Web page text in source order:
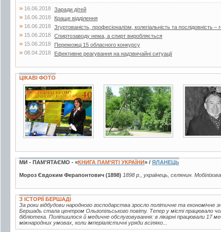
» 16.06.2018 Заради дітей
» 16.06.2018 Краще відділення
» 16.06.2018 Згуртованість, професіоналізм, колегіальність та послідовність –
» 15.06.2018 Спиртозаводу нема, а спирт виробляється
» 15.06.2018 Переможці 15 обласного конкурсу
» 08.04.2018 Ефективне реагування на надзвичайні ситуації
ЦІКАВІ ФОТО
3 фото 7 фото 4 фото
МИ - ПАМ’ЯТАЄМО - «КНИГА ПАМ’ЯТІ УКРАЇНИ» / ЯЛАНЕЦЬ
Мороз Євдоким Ферапонтович (1898) 1898 р., українець, селянин.
З ІСТОРІЇ БЕРШАДІ
За роки відбудови народного господарства зросло політичне та економічне
Бершадь стала центром Ольгопільського повіту. Тепер у місті працювало
бібліотека. Поліпшилося й медичне обслуговування: в лікарні працювали 17
міжнародних умовах, коли імперіалістичні уряди всіляко...